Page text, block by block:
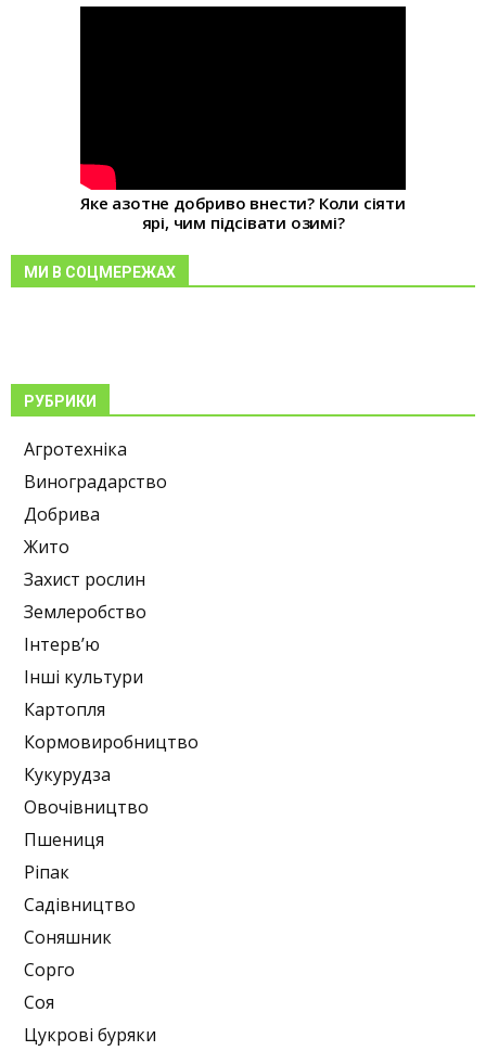
Яке азотне добриво внести? Коли сіяти
ярі, чим підсівати озимі?
МИ В СОЦМЕРЕЖАХ
РУБРИКИ
Агротехніка
Виноградарство
Добрива
Жито
Захист рослин
Землеробство
Інтерв’ю
Інші культури
Картопля
Кормовиробництво
Кукурудза
Овочівництво
Пшениця
Ріпак
Садівництво
Соняшник
Сорго
Соя
Цукрові буряки